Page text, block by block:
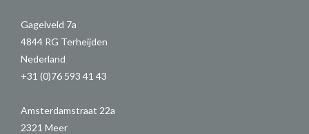
Gagelveld 7a
4844 RG Terheijden
Nederland
+31 (0)76 593 41 43
Amsterdamstraat 22a
2321 Meer